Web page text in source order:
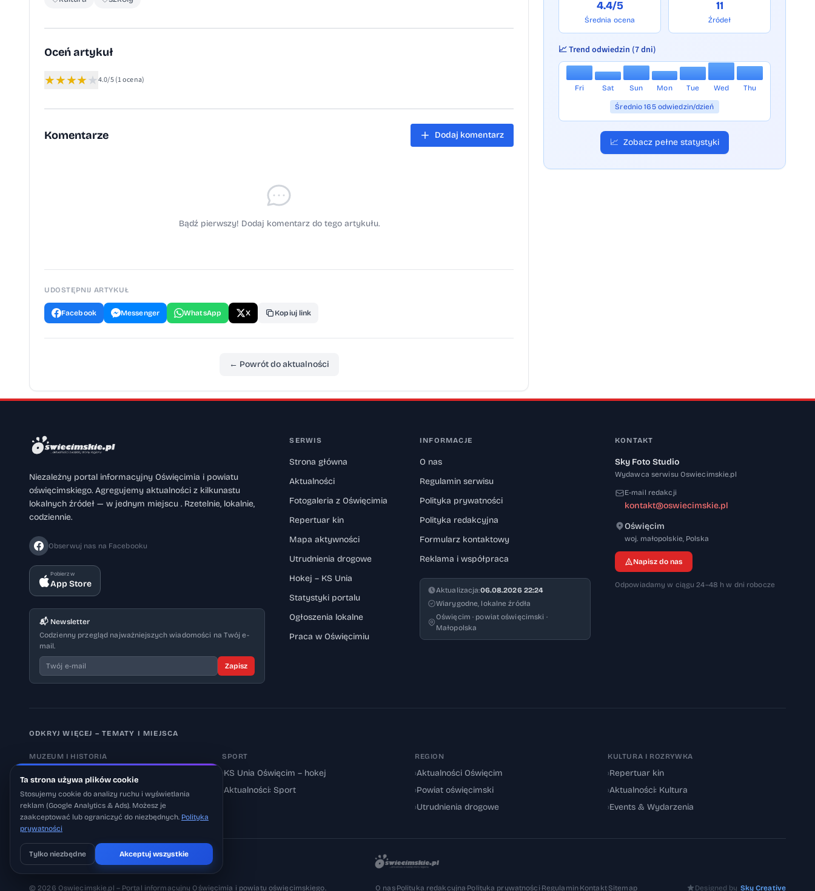
Oceń artykuł
★★★★★4.0/5(1 ocena)
Komentarze Dodaj komentarz
Bądź pierwszy! Dodaj komentarz do tego artykułu.
UDOSTĘPNIJ ARTYKUŁ
Facebook Messenger WhatsApp X Kopiuj link
← Powrót do aktualności
4.4/5
Średnia ocena
11
Źródeł
📈 Trend odwiedzin (7 dni)
Fri Sat Sun Mon Tue Wed Thu
Średnio 165 odwiedzin/dzień
📈 Zobacz pełne statystyki
Niezależny portal informacyjny Oświęcimia i powiatu
oświęcimskiego. Agregujemy aktualności z kilkunastu
lokalnych źródeł — w jednym miejscu . Rzetelnie, lokalnie,
codziennie.
Obserwuj nas na Facebooku
Pobierz w
App Store
📬 Newsletter
Codzienny przegląd najważniejszych wiadomości na Twój e-
mail.
Zapisz
SERWIS
Strona główna
Aktualności
Fotogaleria z Oświęcimia
Repertuar kin
Mapa aktywności
Utrudnienia drogowe
Hokej – KS Unia
Statystyki portalu
Ogłoszenia lokalne
Praca w Oświęcimiu
INFORMACJE
O nas
Regulamin serwisu
Polityka prywatności
Polityka redakcyjna
Formularz kontaktowy
Reklama i współpraca
Aktualizacja:06.08.2026 22:24
Wiarygodne, lokalne źródła
Oświęcim · powiat oświęcimski ·
Małopolska
KONTAKT
Sky Foto Studio
Wydawca serwisu Oswiecimskie.pl
E-mail redakcji
kontakt@oswiecimskie.pl
Oświęcim
woj. małopolskie, 32-600
Polska
Napisz do nas
Odpowiadamy w ciągu 24–48 h w dni robocze
ODKRYJ WIĘCEJ – TEMATY I MIEJSCA
MUZEUM I HISTORIA
› Aktualności: Muzeum
›Aktualności: Historia
SPORT
›KS Unia Oświęcim – hokej
Aktualności: Sport
REGION
›Aktualności Oświęcim
›Powiat oświęcimski
›Utrudnienia drogowe
KULTURA I ROZRYWKA
›Repertuar kin
›Aktualności: Kultura
›Events & Wydarzenia
© 2026 Oswiecimskie.pl – Portal informacyjny Oświęcimia i powiatu oświęcimskiego. O nas·Polityka redakcyjna·Polityka prywatności·Regulamin·Kontakt·Sitemap Designed by Sky Creative
Ta strona używa plików cookie
Stosujemy cookie do analizy ruchu i wyświetlania
reklam (Google Analytics & Ads). Możesz je
zaakceptować lub ograniczyć do niezbędnych. Polityka
prywatności
Tylko niezbędne Akceptuj wszystkie
Pobierz na iOS